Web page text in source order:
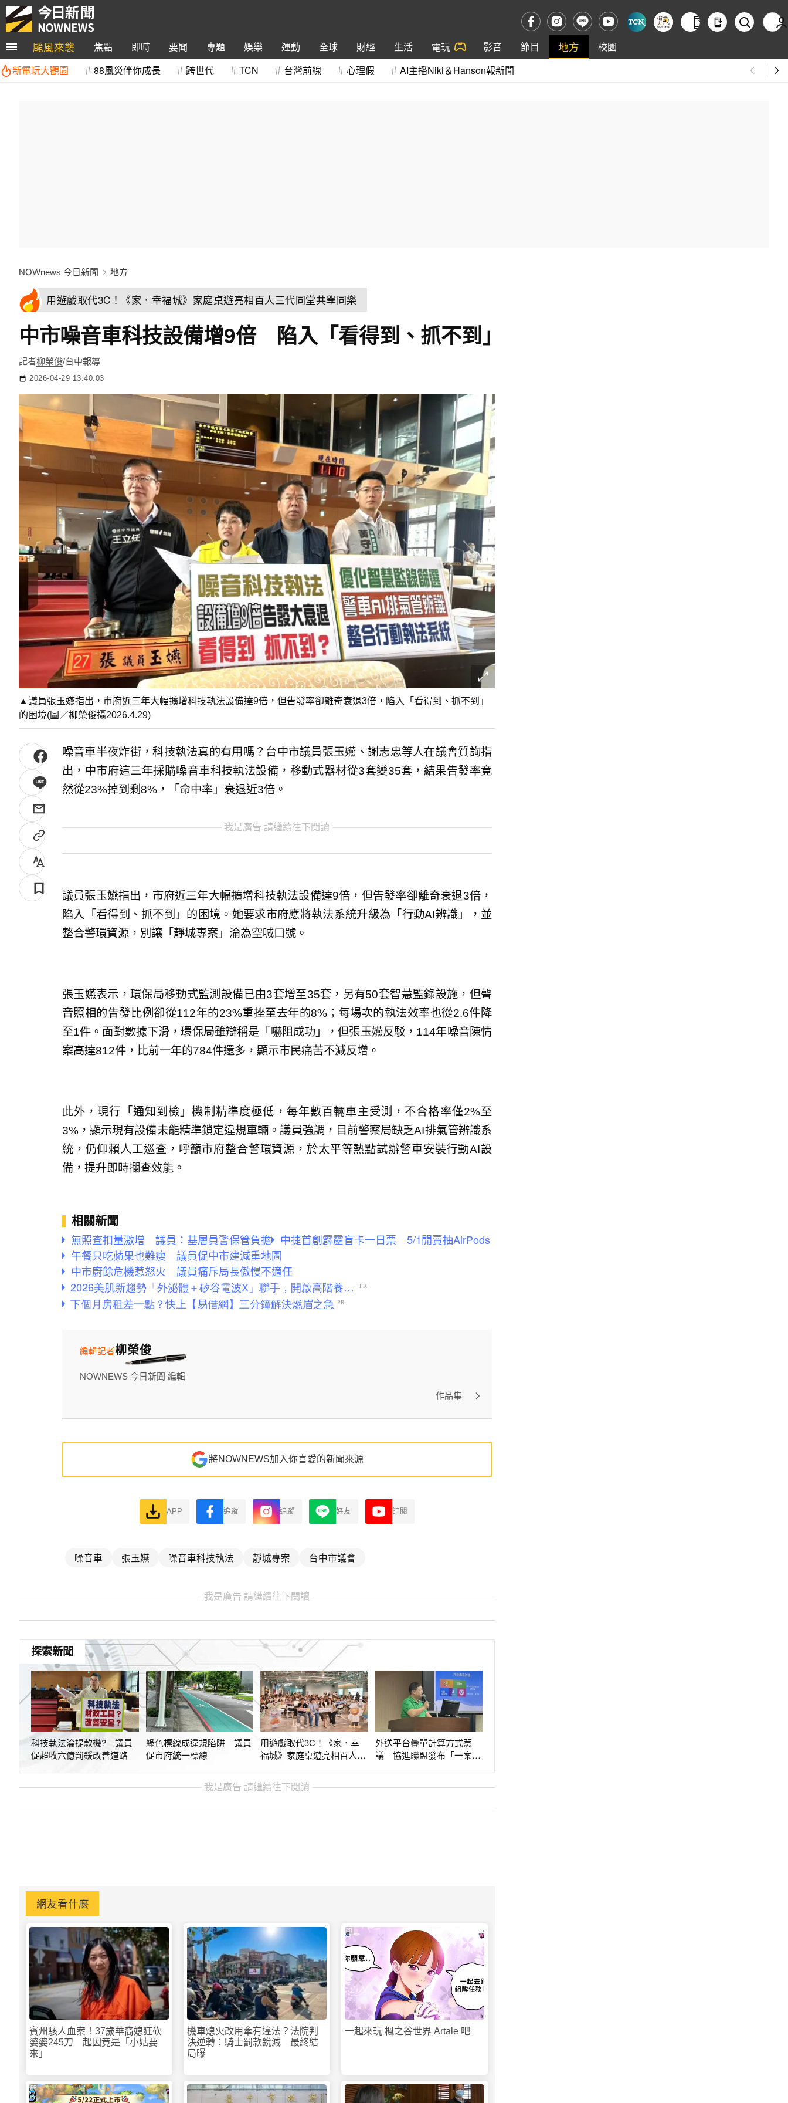
颱風來襲 焦點 即時 要聞 專題 娛樂 運動 全球 財經 生活 電玩 影音 節目 地方
校園
新電玩大觀園
88風災伴你成長 跨世代 TCN 台灣前線 心理假 AI主播Niki＆Hanson報新聞
NOWnews 今日新聞 地方
用遊戲取代3C！《家．幸福城》家庭桌遊亮相百人三代同堂共學同樂
中市噪音車科技設備增9倍 陷入「看得到、抓不到」
記者柳榮俊/台中報導
2026-04-29 13:40:03
▲議員張玉嬿指出，市府近三年大幅擴增科技執法設備達9倍，但告發率卻離奇衰退3倍，陷入「看得到、抓不到」
的困境(圖／柳榮俊攝2026.4.29)
噪音車半夜炸街，科技執法真的有用嗎？台中市議員張玉嬿、謝志忠等人在議會質詢指
出，中市府這三年採購噪音車科技執法設備，移動式器材從3套變35套，結果告發率竟
然從23%掉到剩8%，「命中率」衰退近3倍。
我是廣告 請繼續往下閱讀
議員張玉嬿指出，市府近三年大幅擴增科技執法設備達9倍，但告發率卻離奇衰退3倍，
陷入「看得到、抓不到」的困境。她要求市府應將執法系統升級為「行動AI辨識」，並
整合警環資源，別讓「靜城專案」淪為空喊口號。
張玉嬿表示，環保局移動式監測設備已由3套增至35套，另有50套智慧監錄設施，但聲
音照相的告發比例卻從112年的23%重挫至去年的8%；每場次的執法效率也從2.6件降
至1件。面對數據下滑，環保局雖辯稱是「嚇阻成功」，但張玉嬿反駁，114年噪音陳情
案高達812件，比前一年的784件還多，顯示市民痛苦不減反增。
此外，現行「通知到檢」機制精準度極低，每年數百輛車主受測，不合格率僅2%至
3%，顯示現有設備未能精準鎖定違規車輛。議員強調，目前警察局缺乏AI排氣管辨識系
統，仍仰賴人工巡查，呼籲市府整合警環資源，於太平等熱點試辦警車安裝行動AI設
備，提升即時攔查效能。
相關新聞
無照查扣量激增 議員：基層員警保管負擔
中捷首創霹靂盲卡一日票 5/1開賣抽AirPods
午餐只吃蘋果也難瘦 議員促中市建減重地圖
中市廚餘危機惹怒火 議員痛斥局長傲慢不適任
柳榮俊
編輯記者
NOWNEWS 今日新聞 編輯
作品集
將NOWNEWS加入你喜愛的新聞來源
APP 追蹤 追蹤 好友 訂閱
噪音車 張玉嬿 噪音車科技執法 靜城專案 台中市議會
我是廣告 請繼續往下閱讀
探索新聞
科技執法淪提款機? 議員
促超收六億罰鍰改善道路
綠色標線成違規陷阱 議員
促市府統一標線
用遊戲取代3C！《家．幸
福城》家庭桌遊亮相百人三
外送平台疊單計算方式惹
議 協進聯盟發布「一案一
我是廣告 請繼續往下閱讀
網友看什麼
賓州駭人血案！37歲華裔媳狂砍
婆婆245刀 起因竟是「小姑要
來」
機車熄火改用牽有違法？法院判
決逆轉：騎士罰款銳減 最終結
局曝
一起來玩 楓之谷世界 Artale 吧
PR
PR